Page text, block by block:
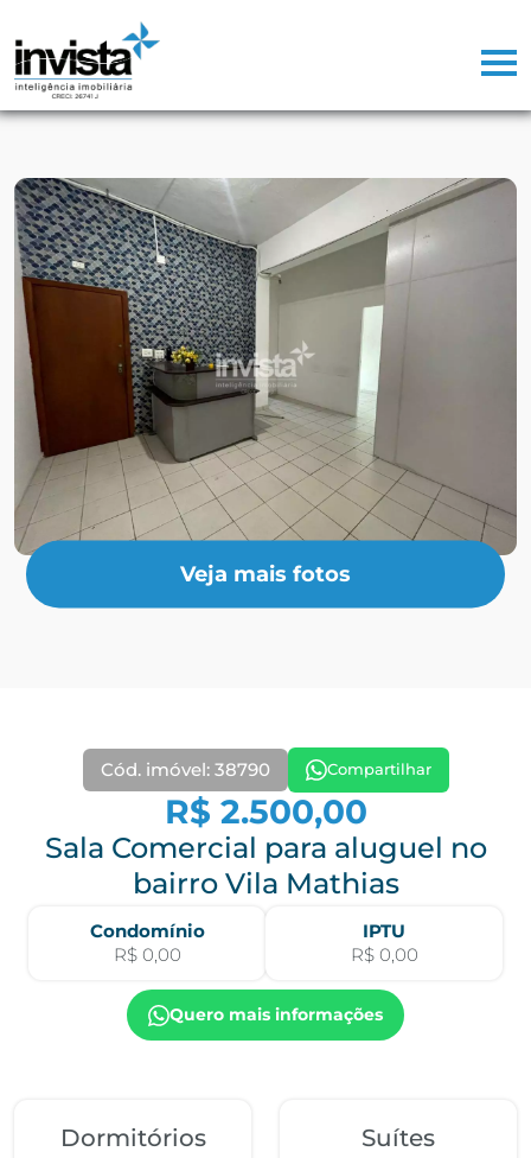
Veja mais fotos
Cód. imóvel: 38790 Compartilhar
R$ 2.500,00
Sala Comercial para aluguel no
bairro Vila Mathias
Condomínio
R$ 0,00
IPTU
R$ 0,00
Quero mais informações
Dormitórios Suítes